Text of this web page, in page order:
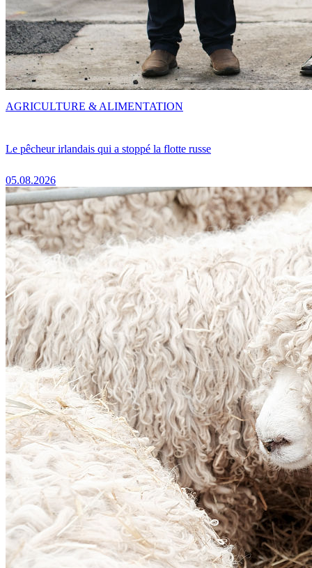
Le pêcheur irlandais qui a stoppé la flotte russe
05.08.2026
AGRICULTURE & ALIMENTATION